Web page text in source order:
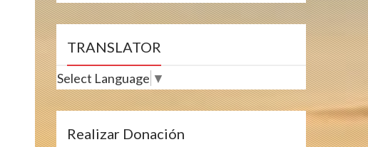
TRANSLATOR
Select Language ▼
Realizar Donación